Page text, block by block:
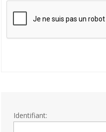
Identifiant: